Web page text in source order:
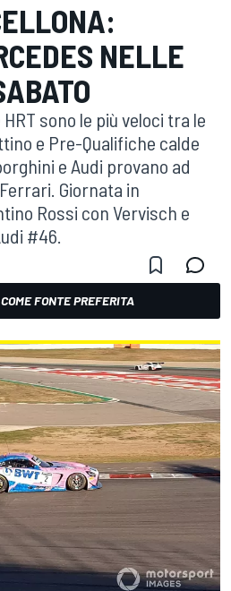
NELLE
HRT sono le più veloci tra le
e Pre-Qualifiche calde
e Audi provano ad
Giornata in
Rossi con Vervisch e
#46.
FONTE PREFERITA